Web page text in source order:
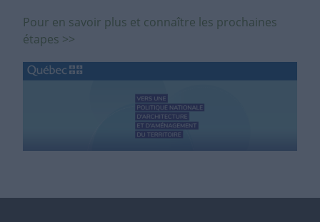
Pour en savoir plus et connaître les prochaines
étapes >>